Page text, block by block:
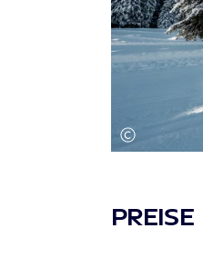
PREISE